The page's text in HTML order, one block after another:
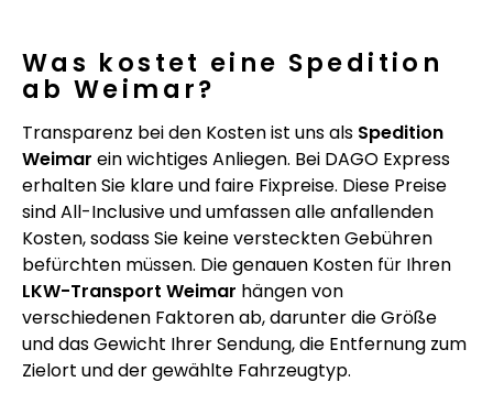
Was kostet eine Spedition
ab Weimar?
Transparenz bei den Kosten ist uns als Spedition
Weimar ein wichtiges Anliegen. Bei DAGO Express
erhalten Sie klare und faire Fixpreise. Diese Preise
sind All-Inclusive und umfassen alle anfallenden
Kosten, sodass Sie keine versteckten Gebühren
befürchten müssen. Die genauen Kosten für Ihren
LKW-Transport Weimar hängen von
verschiedenen Faktoren ab, darunter die Größe
und das Gewicht Ihrer Sendung, die Entfernung zum
Zielort und der gewählte Fahrzeugtyp.